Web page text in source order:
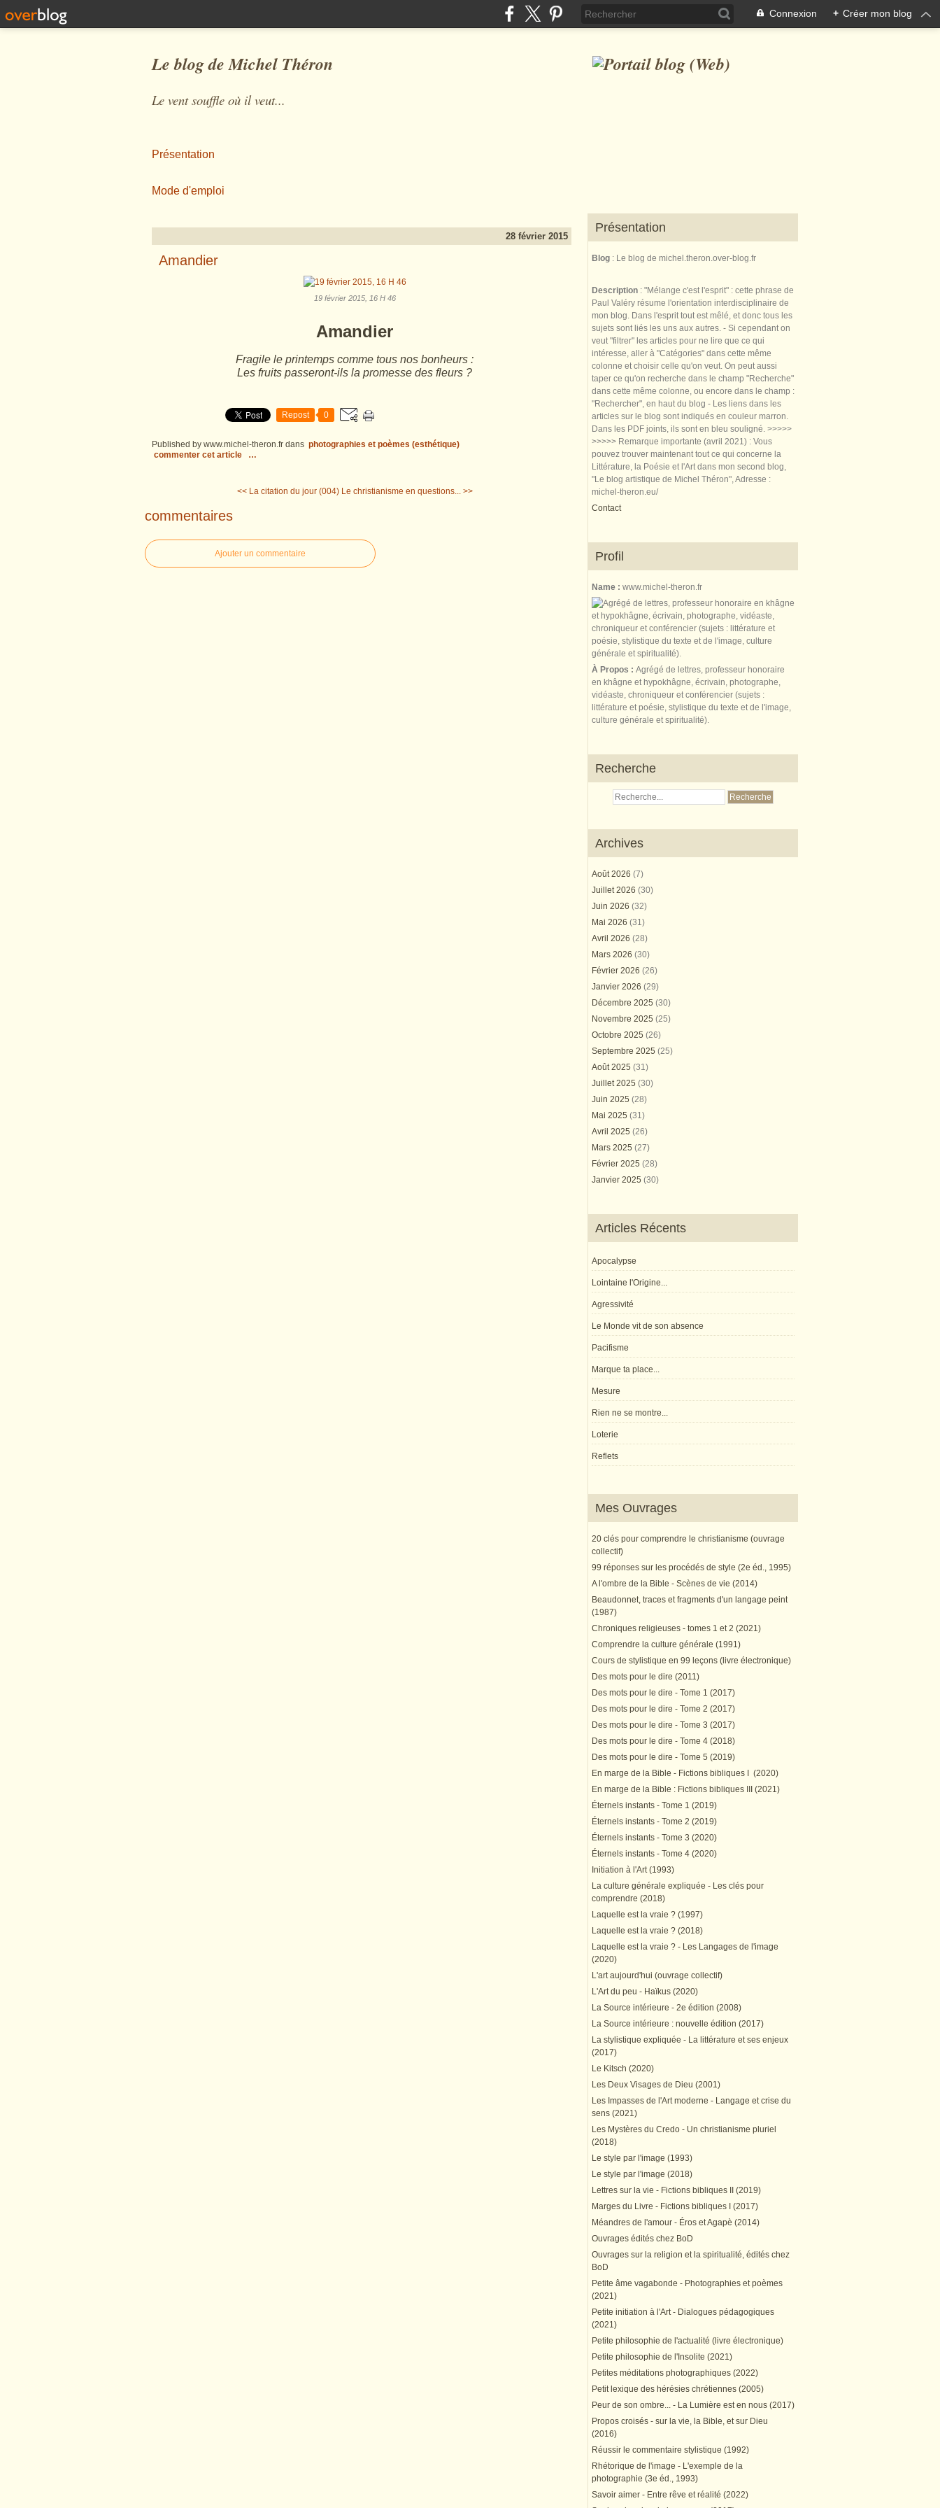
Connexion + Créer mon blog
Le blog de Michel Théron
Le vent souffle où il veut...
Présentation
Mode d'emploi
28 février 2015
Amandier
19 février 2015, 16 H 46
Amandier
Fragile le printemps comme tous nos bonheurs :
Les fruits passeront-ils la promesse des fleurs ?
Repost 0
Published by www.michel-theron.fr dans photographies et poèmes (esthétique)
commenter cet article
…
<< La citation du jour (004) Le christianisme en questions... >>
commentaires
Ajouter un commentaire
Présentation
Blog : Le blog de michel.theron.over-blog.fr
Description : "Mélange c'est l'esprit" : cette phrase de
Paul Valéry résume l'orientation interdisciplinaire de
mon blog. Dans l'esprit tout est mêlé, et donc tous les
sujets sont liés les uns aux autres. - Si cependant on
veut "filtrer" les articles pour ne lire que ce qui
intéresse, aller à "Catégories" dans cette même
colonne et choisir celle qu'on veut. On peut aussi
taper ce qu'on recherche dans le champ "Recherche"
dans cette même colonne, ou encore dans le champ :
"Rechercher", en haut du blog - Les liens dans les
articles sur le blog sont indiqués en couleur marron.
Dans les PDF joints, ils sont en bleu souligné. >>>>>
>>>>> Remarque importante (avril 2021) : Vous
pouvez trouver maintenant tout ce qui concerne la
Littérature, la Poésie et l'Art dans mon second blog,
"Le blog artistique de Michel Théron", Adresse :
michel-theron.eu/
Contact
Profil
Name : www.michel-theron.fr
À Propos : Agrégé de lettres, professeur honoraire
en khâgne et hypokhâgne, écrivain, photographe,
vidéaste, chroniqueur et conférencier (sujets :
littérature et poésie, stylistique du texte et de l'image,
culture générale et spiritualité).
Recherche
Archives
Août 2026 (7)
Juillet 2026 (30)
Juin 2026 (32)
Mai 2026 (31)
Avril 2026 (28)
Mars 2026 (30)
Février 2026 (26)
Janvier 2026 (29)
Décembre 2025 (30)
Novembre 2025 (25)
Octobre 2025 (26)
Septembre 2025 (25)
Août 2025 (31)
Juillet 2025 (30)
Juin 2025 (28)
Mai 2025 (31)
Avril 2025 (26)
Mars 2025 (27)
Février 2025 (28)
Janvier 2025 (30)
Articles Récents
Apocalypse
Lointaine l'Origine...
Agressivité
Le Monde vit de son absence
Pacifisme
Marque ta place...
Mesure
Rien ne se montre...
Loterie
Reflets
Mes Ouvrages
20 clés pour comprendre le christianisme (ouvrage
collectif)
99 réponses sur les procédés de style (2e éd., 1995)
A l'ombre de la Bible - Scènes de vie (2014)
Beaudonnet, traces et fragments d'un langage peint
(1987)
Chroniques religieuses - tomes 1 et 2 (2021)
Comprendre la culture générale (1991)
Cours de stylistique en 99 leçons (livre électronique)
Des mots pour le dire (2011)
Des mots pour le dire - Tome 1 (2017)
Des mots pour le dire - Tome 2 (2017)
Des mots pour le dire - Tome 3 (2017)
Des mots pour le dire - Tome 4 (2018)
Des mots pour le dire - Tome 5 (2019)
En marge de la Bible - Fictions bibliques I (2020)
En marge de la Bible : Fictions bibliques III (2021)
Éternels instants - Tome 1 (2019)
Éternels instants - Tome 2 (2019)
Éternels instants - Tome 3 (2020)
Éternels instants - Tome 4 (2020)
Initiation à l'Art (1993)
La culture générale expliquée - Les clés pour
comprendre (2018)
Laquelle est la vraie ? (1997)
Laquelle est la vraie ? (2018)
Laquelle est la vraie ? - Les Langages de l'image
(2020)
L'art aujourd'hui (ouvrage collectif)
L'Art du peu - Haïkus (2020)
La Source intérieure - 2e édition (2008)
La Source intérieure : nouvelle édition (2017)
La stylistique expliquée - La littérature et ses enjeux
(2017)
Le Kitsch (2020)
Les Deux Visages de Dieu (2001)
Les Impasses de l'Art moderne - Langage et crise du
sens (2021)
Les Mystères du Credo - Un christianisme pluriel
(2018)
Le style par l'image (1993)
Le style par l'image (2018)
Lettres sur la vie - Fictions bibliques II (2019)
Marges du Livre - Fictions bibliques I (2017)
Méandres de l'amour - Éros et Agapè (2014)
Ouvrages édités chez BoD
Ouvrages sur la religion et la spiritualité, édités chez
BoD
Petite âme vagabonde - Photographies et poèmes
(2021)
Petite initiation à l'Art - Dialogues pédagogiques
(2021)
Petite philosophie de l'actualité (livre électronique)
Petite philosophie de l'Insolite (2021)
Petites méditations photographiques (2022)
Petit lexique des hérésies chrétiennes (2005)
Peur de son ombre... - La Lumière est en nous (2017)
Propos croisés - sur la vie, la Bible, et sur Dieu
(2016)
Réussir le commentaire stylistique (1992)
Rhétorique de l'image - L'exemple de la
photographie (3e éd., 1993)
Savoir aimer - Entre rêve et réalité (2022)